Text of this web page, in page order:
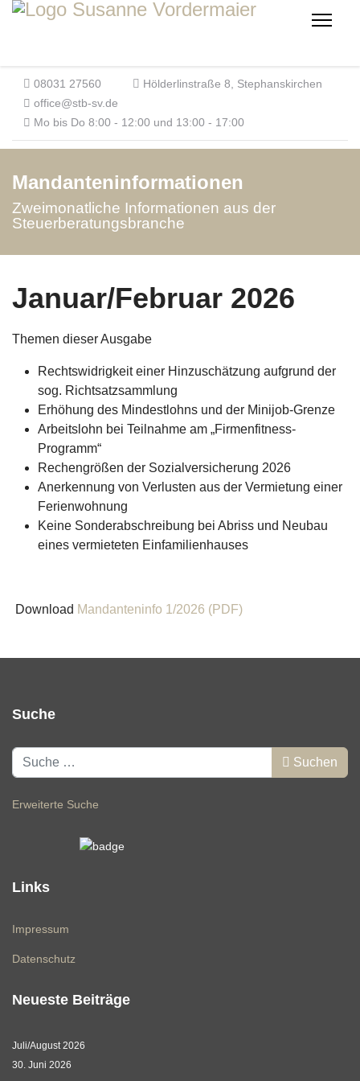
08031 27560
Hölderlinstraße 8, Stephanskirchen
office@stb-sv.de
Mo bis Do 8:00 - 12:00 und 13:00 - 17:00
Mandanteninformationen
Zweimonatliche Informationen aus der
Steuerberatungsbranche
Januar/Februar 2026
Themen dieser Ausgabe
Rechtswidrigkeit einer Hinzuschätzung aufgrund der
sog. Richtsatzsammlung
Erhöhung des Mindestlohns und der Minijob-Grenze
Arbeitslohn bei Teilnahme am „Firmenfitness-
Programm“
Rechengrößen der Sozialversicherung 2026
Anerkennung von Verlusten aus der Vermietung einer
Ferienwohnung
Keine Sonderabschreibung bei Abriss und Neubau
eines vermieteten Einfamilienhauses
Download Mandanteninfo 1/2026 (PDF)
Suche
Suchen Suchen
Erweiterte Suche
Links
Impressum
Datenschutz
Neueste Beiträge
Juli/August 2026
30. Juni 2026